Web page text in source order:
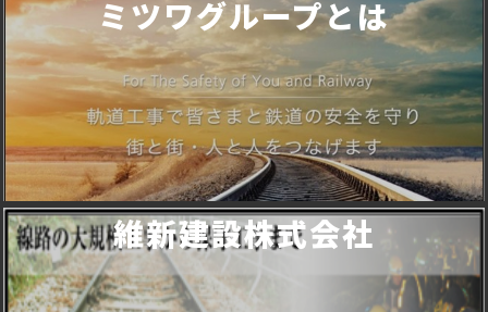
ミツワグループとは
維新建設株式会社